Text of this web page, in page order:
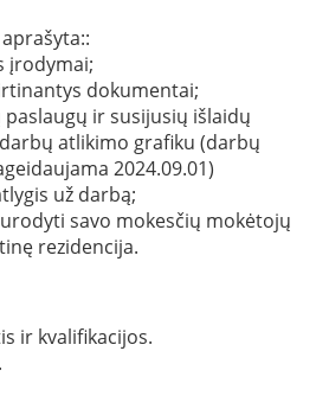
įrodymai;
dokumentai;
ir susijusių išlaidų
atlikimo grafiku (darbų
2024.09.01)
už darbą;
savo mokesčių mokėtojų
rezidencija.
ir kvalifikacijos.